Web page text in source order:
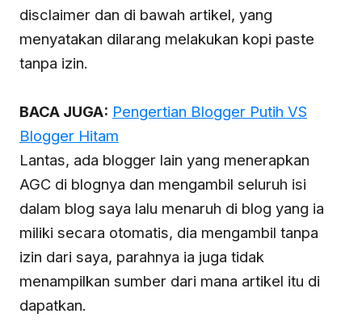
disclaimer dan di bawah artikel, yang
menyatakan dilarang melakukan kopi paste
tanpa izin.
BACA JUGA: Pengertian Blogger Putih VS
Blogger Hitam
Lantas, ada blogger lain yang menerapkan
AGC di blognya dan mengambil seluruh isi
dalam blog saya lalu menaruh di blog yang ia
miliki secara otomatis, dia mengambil tanpa
izin dari saya, parahnya ia juga tidak
menampilkan sumber dari mana artikel itu di
dapatkan.